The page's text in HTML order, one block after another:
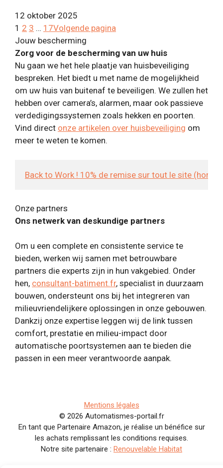
12 oktober 2025
1 2 3 … 17Volgende pagina
Jouw bescherming
Zorg voor de bescherming van uw huis
Nu gaan we het hele plaatje van huisbeveiliging
bespreken. Het biedt u met name de mogelijkheid
om uw huis van buitenaf te beveiligen. We zullen het
hebben over camera’s, alarmen, maar ook passieve
verdedigingssystemen zoals hekken en poorten.
Vind direct onze artikelen over huisbeveiliging om
meer te weten te komen.
Back to Work ! 10% de remise sur tout le site (hors
Onze partners
Ons netwerk van deskundige partners
Om u een complete en consistente service te
bieden, werken wij samen met betrouwbare
partners die experts zijn in hun vakgebied. Onder
hen, consultant-batiment.fr, specialist in duurzaam
bouwen, ondersteunt ons bij het integreren van
milieuvriendelijkere oplossingen in onze gebouwen.
Dankzij onze expertise leggen wij de link tussen
comfort, prestatie en milieu-impact door
automatische poortsystemen aan te bieden die
passen in een meer verantwoorde aanpak.
Mentions légales
© 2026 Automatismes-portail.fr
En tant que Partenaire Amazon, je réalise un bénéfice sur
les achats remplissant les conditions requises.
Notre site partenaire : Renouvelable Habitat